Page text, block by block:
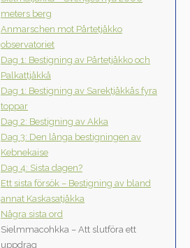
meters berg
Anmarschen mot Pårtetjåkko
observatoriet
Dag 1: Bestigning av Pårtetjåkko och
Palkattjåkkå
Dag 1: Bestigning av Sarektjåkkås fyra
toppar
Dag 2: Bestigning av Akka
Dag 3: Den långa bestigningen av
Kebnekaise
Dag 4: Sista dagen?
Ett sista försök – Bestigning av bland
annat Kaskasatjåkka
Några sista ord
Sielmmacohkka – Att slutföra ett
uppdrag